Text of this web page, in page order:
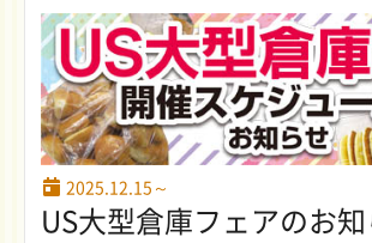
2025.12.15～
US大型倉庫フェアのお